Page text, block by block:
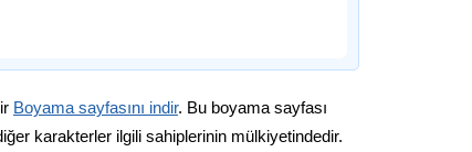
Boyama sayfasını indir. Bu boyama sayfası
karakterler ilgili sahiplerinin mülkiyetindedir.